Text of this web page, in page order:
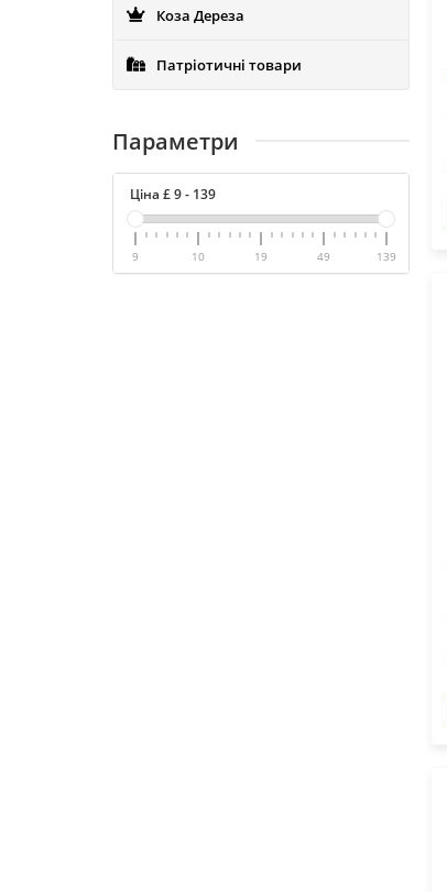
Коза Дереза
Патріотичні товари
Параметри
Ціна £9- 139
9 10 19 49 139